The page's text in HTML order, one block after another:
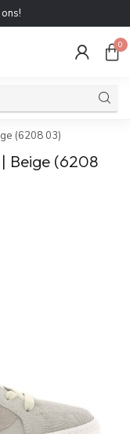
0
(6208 03)
Beige (6208